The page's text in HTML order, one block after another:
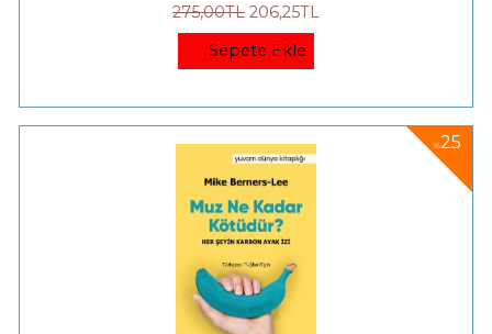
275,00TL 206,25TL
Sepete Ekle
%25